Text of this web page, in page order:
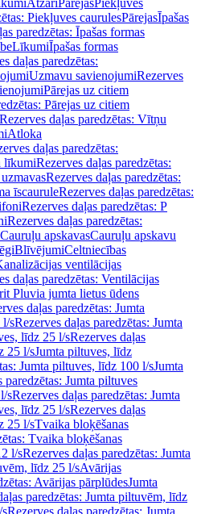
Atzari PārejasPiekļuves
Piekļuves caurulesPārejasĪpašas
paredzētas: Īpašas formas
LīkumiĪpašas formas
daļas paredzētas:
Uzmavu savienojumiRezerves
Pārejas uz citiem
Pārejas uz citiem
Rezerves daļas paredzētas: Vītņu
Atloka
daļas paredzētas:
līkumiRezerves daļas paredzētas:
Rezerves daļas paredzētas:
īscauruleRezerves daļas paredzētas:
Rezerves daļas paredzētas: P
Rezerves daļas paredzētas:
Cauruļu apskavasCauruļu apskavu
BlīvējumiCeltniecības
ventilācijas
daļas paredzētas: Ventilācijas
Pluvia jumta lietus ūdens
daļas paredzētas: Jumta
l/sRezerves daļas paredzētas: Jumta
līdz 25 l/sRezerves daļas
25 l/sJumta piltuves, līdz
Jumta piltuves, līdz 100 l/sJumta
paredzētas: Jumta piltuves
sRezerves daļas paredzētas: Jumta
līdz 25 l/sRezerves daļas
25 l/sTvaika bloķēšanas
Tvaika bloķēšanas
l/sRezerves daļas paredzētas: Jumta
līdz 25 l/sAvārijas
Avārijas pārplūdesJumta
paredzētas: Jumta piltuvēm, līdz
Rezerves daļas paredzētas: Jumta